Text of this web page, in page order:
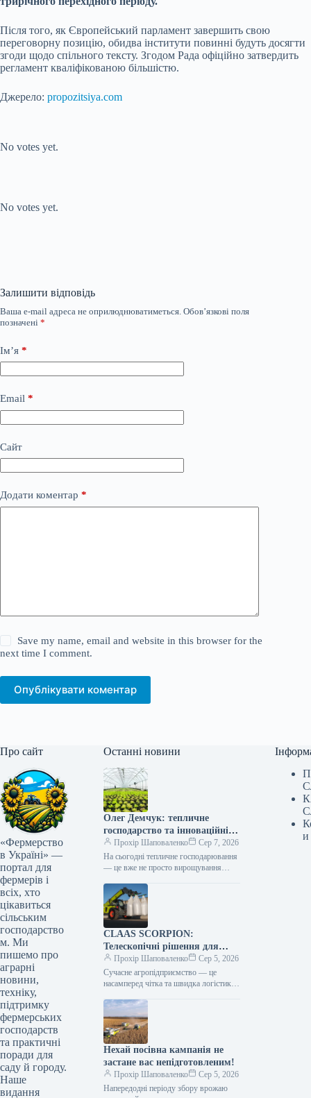
Після того, як Європейський парламент завершить свою
переговорну позицію, обидва інститути повинні будуть досягти
згоди щодо спільного тексту. Згодом Рада офіційно затвердить
регламент кваліфікованою більшістю.
Джерело: propozitsiya.com
No votes yet.
No votes yet.
Залишити відповідь
Ваша e-mail адреса не оприлюднюватиметься. Обов’язкові поля
позначені *
Ім’я *
Email *
Сайт
Додати коментар *
Save my name, email and website in this browser for the
next time I comment.
Опублікувати коментар
Про сайт
«Фермерство
в Україні» —
портал для
фермерів і
всіх, хто
цікавиться
сільським
господарство
м. Ми
пишемо про
аграрні
новини,
техніку,
підтримку
фермерських
господарств
та практичні
поради для
саду й городу.
Наше
видання
Останні новини
Олег Демчук: тепличне
господарство та інноваційні
центри в Україні
Прохір Шаповаленко
Сер 7, 2026
На сьогодні тепличне господарювання
— це вже не просто вирощування
технологій та цифрових інструментів,
що…
CLAAS SCORPION:
Телескопічні рішення для
ефективного агрологістичного
менеджменту
Прохір Шаповаленко
Сер 5, 2026
Сучасне агропідприємство — це
насамперед чітка та швидка логістика.
тисяч тонн зерна, робота з
біогазовими…
Нехай посівна кампанія не
застане вас непідготовленим!
Прохір Шаповаленко
Сер 5, 2026
Напередодні періоду збору врожаю
и